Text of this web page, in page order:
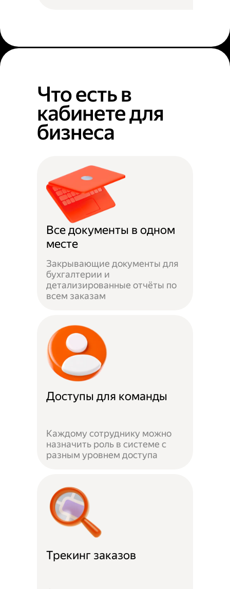
Что есть в
кабинете для
бизнеса
Все документы в одном
месте
Закрывающие документы для
бухгалтерии и
детализированные отчёты по
всем заказам
Доступы для команды
Каждому сотруднику можно
назначить роль в системе с
разным уровнем доступа
Трекинг заказов